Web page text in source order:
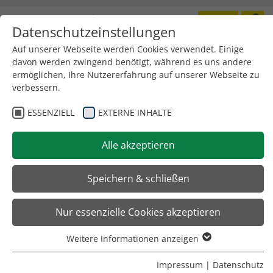
Datenschutzeinstellungen
Auf unserer Webseite werden Cookies verwendet. Einige
davon werden zwingend benötigt, während es uns andere
ermöglichen, Ihre Nutzererfahrung auf unserer Webseite zu
verbessern.
ESSENZIELL EXTERNE INHALTE
Alle akzeptieren
Speichern & schließen
Nur essenzielle Cookies akzeptieren
Essenziell
Essenzielle Cookies werden für grundlegende Funktionen
Weitere Informationen anzeigen
Impressum | Datenschutz